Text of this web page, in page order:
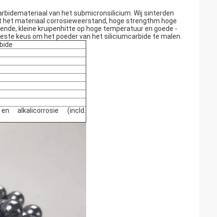
van het submicronsilicium. Wij sinterden
materiaal corrosieweerstand, hoge strengthm hoge
kleine kruipenhitte op hoge temperatuur en goede -
keus om het poeder van het siliciumcarbide te malen.
alkalicorrosie (incld.